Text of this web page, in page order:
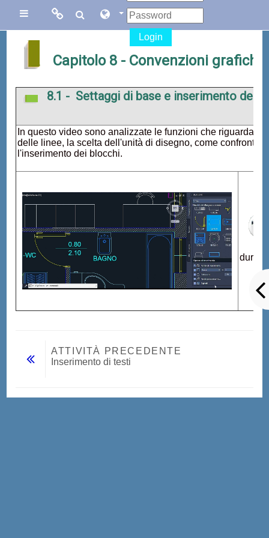
Links
Menu
Sito di Corsi in
Sito dei corsi
Links
collegati
Facebook
Blog Gasparini
Login
Capitolo 8 - Convenzioni grafiche
8.1 - Settaggi di base e inserimento dei
In questo video sono analizzate le funzioni che
delle linee, la scelta dell'unità di disegno, come
l'inserimento dei blocchi.
durata
ATTIVITÀ PRECEDENTE
Inserimento di testi